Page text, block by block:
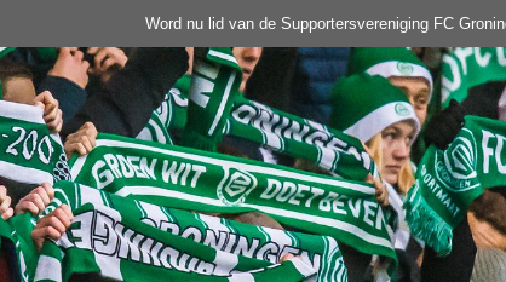
Word nu lid van de Supportersvereniging FC